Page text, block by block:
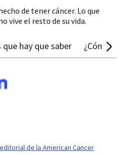
de tener cáncer. Lo que
vive el resto de su vida.
que hay que saber ¿Cómo
de la American Cancer